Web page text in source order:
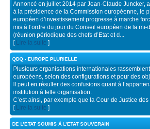
Annoncé en juillet 2014 par Jean-Claude Juncker,
à la présidence de la Commission européenne, le
européen d’investissement progresse à marche
mis à l’ordre du jour du Conseil européen de la mi-
(réunion périodique des chefs d’Etat et d...
[ Lire la suite ]
QDQ - EUROPE PLURIELLE
Plusieurs organisations internationales
européens, selon des configurations et pour des
Il peut en résulter des confusions quant à
institution à telle organisation.
C’est ainsi, par exemple que la Cour de Justice des
[ Lire la suite ]
DE L’ETAT SOUMIS À L’ETAT SOUVERAIN